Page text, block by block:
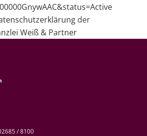
der
Weiß & Partner
/ 8100